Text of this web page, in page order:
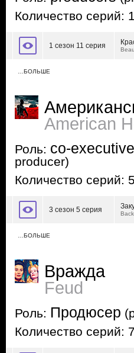
Количество серий:
1 сезон 11 серия
…БОЛЬШЕ
American
Роль: co-
producer)
Количество серий: 5
3 сезон 5 серия
…БОЛЬШЕ
Вражда
Feud
Роль: Продюсер
Количество серий: 7